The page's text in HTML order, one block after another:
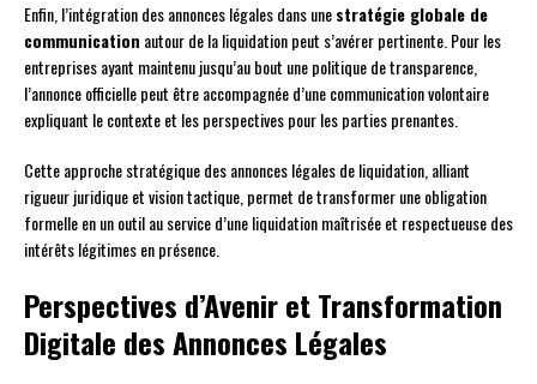
Enfin, l’intégration des annonces légales dans unestratégie globale de
communication autour de la liquidation peut s’avérer pertinente. Pour les
entreprises ayant maintenu jusqu’au bout une politique de transparence,
l’annonce officielle peut être accompagnée d’une communication volontaire
expliquant le contexte et les perspectives pour les parties prenantes.
Cette approche stratégique des annonces légales de liquidation, alliant
rigueur juridique et vision tactique, permet de transformer une obligation
formelle en un outil au service d’une liquidation maîtrisée et respectueuse des
intérêts légitimes en présence.
Perspectives d’Avenir et Transformation
Digitale des Annonces Légales